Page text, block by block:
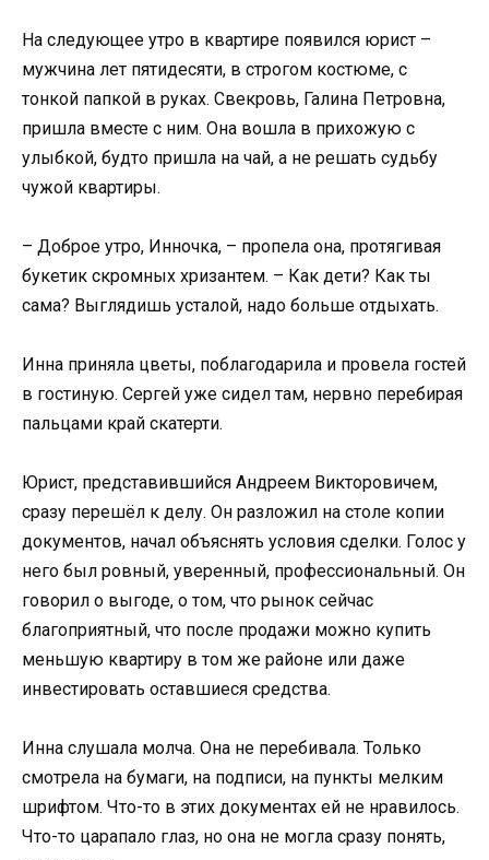
На следующее утро в квартире появился юрист –
мужчина лет пятидесяти, в строгом костюме, с
тонкой папкой в руках. Свекровь, Галина Петровна,
пришла вместе с ним. Она вошла в прихожую с
улыбкой, будто пришла на чай, а не решать судьбу
чужой квартиры.
– Доброе утро, Инночка, – пропела она, протягивая
букетик скромных хризантем. – Как дети? Как ты
сама? Выглядишь усталой, надо больше отдыхать.
Инна приняла цветы, поблагодарила и провела гостей
в гостиную. Сергей уже сидел там, нервно перебирая
пальцами край скатерти.
Юрист, представившийся Андреем Викторовичем,
сразу перешёл к делу. Он разложил на столе копии
документов, начал объяснять условия сделки. Голос у
него был ровный, уверенный, профессиональный. Он
говорил о выгоде, о том, что рынок сейчас
благоприятный, что после продажи можно купить
меньшую квартиру в том же районе или даже
инвестировать оставшиеся средства.
Инна слушала молча. Она не перебивала. Только
смотрела на бумаги, на подписи, на пункты мелким
шрифтом. Что-то в этих документах ей не нравилось.
Что-то царапало глаз, но она не могла сразу понять,